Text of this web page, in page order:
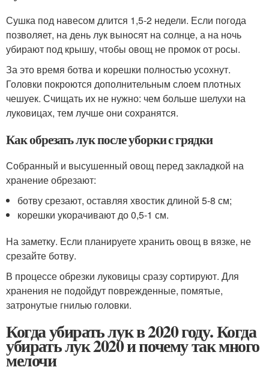
Сушка под навесом длится 1,5-2 недели. Если погода
позволяет, на день лук выносят на солнце, а на ночь
убирают под крышу, чтобы овощ не промок от росы.
За это время ботва и корешки полностью усохнут.
Головки покроются дополнительным слоем плотных
чешуек. Счищать их не нужно: чем больше шелухи на
луковицах, тем лучше они сохранятся.
Как обрезать лук после уборки с грядки
Собранный и высушенный овощ перед закладкой на
хранение обрезают:
ботву срезают, оставляя хвостик длиной 5-8 см;
корешки укорачивают до 0,5-1 см.
На заметку. Если планируете хранить овощ в вязке, не
срезайте ботву.
В процессе обрезки луковицы сразу сортируют. Для
хранения не подойдут поврежденные, помятые,
затронутые гнилью головки.
Когда убирать лук в 2020 году. Когда
убирать лук 2020 и почему так много
мелочи